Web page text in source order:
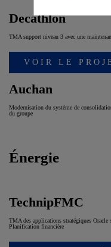
Decathlon
TMA support niveau 3 avec une
VOIR LE
Auchan
Modernisation du système de
du groupe
Énergie
TechnipFMC
TMA des applications stratégiques
Planification financière